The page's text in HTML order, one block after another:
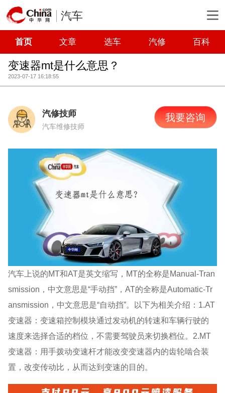
汽车
首页 文章 选车 汽修 百科
变速器mt是什么意思？
2023-07-17 16:18:55
汽修技师
汽车维修技师
我要咨询
汽车上说的MT和AT是英文缩写，MT的全称是Manual-Tran
smission，中文意思是“手动挡”，AT的全称是Automatic-Tr
ansmission，中文意思是“自动挡”。以下为相关介绍：1.AT
变速器：变速箱控制模块通过发动机的转速和车辆行驶的
速度来选择合适的档位，不需要驾驶员来切换档位。2.MT
变速器：用手拨动变速杆才能改变变速器内的齿轮啮合装
置，改变传动比，从而达到变速的目的。